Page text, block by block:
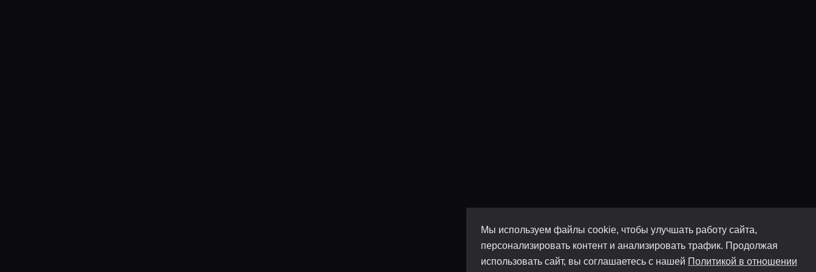
Мы используем файлы cookie, чтобы улучшать работу сайта,
персонализировать контент и анализировать трафик. Продолжая
использовать сайт, вы соглашаетесь с нашей Политикой в отношении